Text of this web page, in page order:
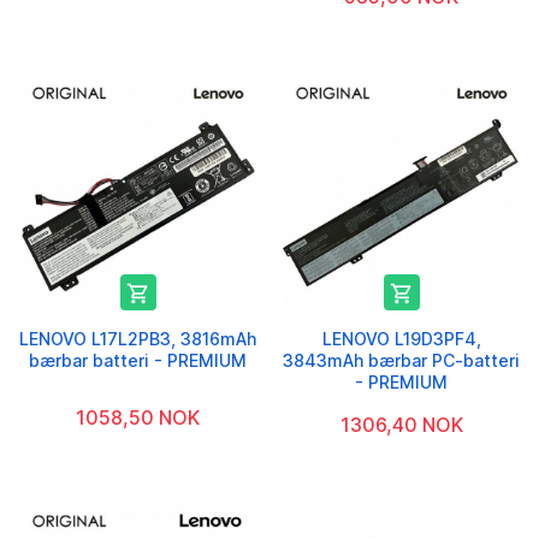

LENOVO L17L2PB3, 3816mAh
bærbar batteri - PREMIUM
1058,50 NOK

LENOVO L19D3PF4,
3843mAh bærbar PC-batteri
- PREMIUM
1306,40 NOK